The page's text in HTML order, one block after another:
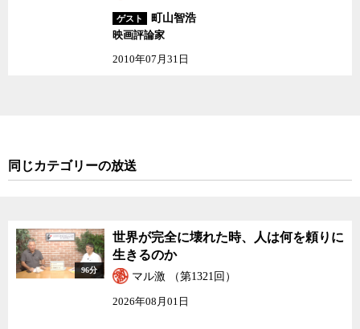
ゲスト
町山智浩
映画評論家
2010年07月31日
同じカテゴリーの放送
96分
世界が完全に壊れた時、人は何を頼りに
生きるのか
マル激 （第1321回）
2026年08月01日